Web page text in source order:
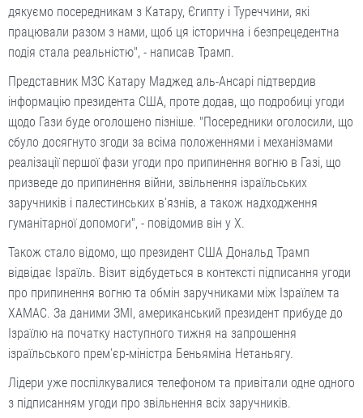
дякуємо посередникам з Катару, Єгипту і Туреччини, які
працювали разом з нами, щоб ця історична і безпрецедентна
подія стала реальністю", - написав Трамп.
Представник МЗС Катару Маджед аль-Ансарі підтвердив
інформацію президента США, проте додав, що подробиці угоди
щодо Гази буде оголошено пізніше. "Посередники оголосили, що
сбуло досягнуто згоди за всіма положеннями і механізмами
реалізації першої фази угоди про припинення вогню в Газі, що
призведе до припинення війни, звільнення ізраїльських
заручників і палестинських в'язнів, а також надходження
гуманітарної допомоги", - повідомив він у Х.
Також стало відомо, що президент США Дональд Трамп
відвідає Ізраїль. Візит відбудеться в контексті підписання угоди
про припинення вогню та обмін заручниками між Ізраїлем та
ХАМАС. За даними ЗМІ, американський президент прибуде до
Ізраїлю на початку наступного тижня на запрошення
ізраїльського прем'єр-міністра Беньяміна Нетаньягу.
Лідери уже поспілкувалися телефоном та привітали одне одного
з підписанням угоди про звільнення всіх заручників.